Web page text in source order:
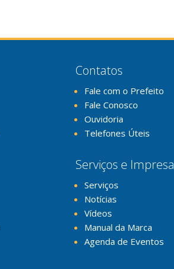
Contatos
Fale com o Prefeito
Fale Conosco
Ouvidoria
Telefones Úteis
Serviços e Impresa
Serviços
Notícias
Vídeos
Manual da Marca
Agenda de Eventos